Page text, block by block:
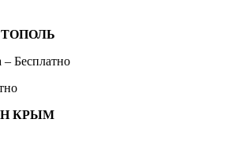
– Бесплатно
КРЫМ